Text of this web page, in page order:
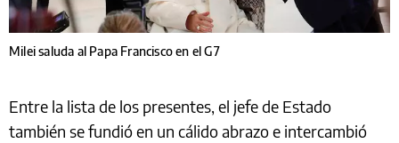
Milei saluda al Papa Francisco en el G7
Entre la lista de los presentes, el jefe de Estado
también se fundió en un cálido abrazo e intercambió